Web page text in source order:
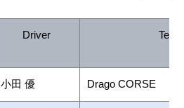
Driver Team
小田 優 Drago CORSE